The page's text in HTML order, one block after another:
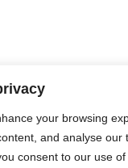
your browsing
and analyse our
consent to our use of
息 產品及應用